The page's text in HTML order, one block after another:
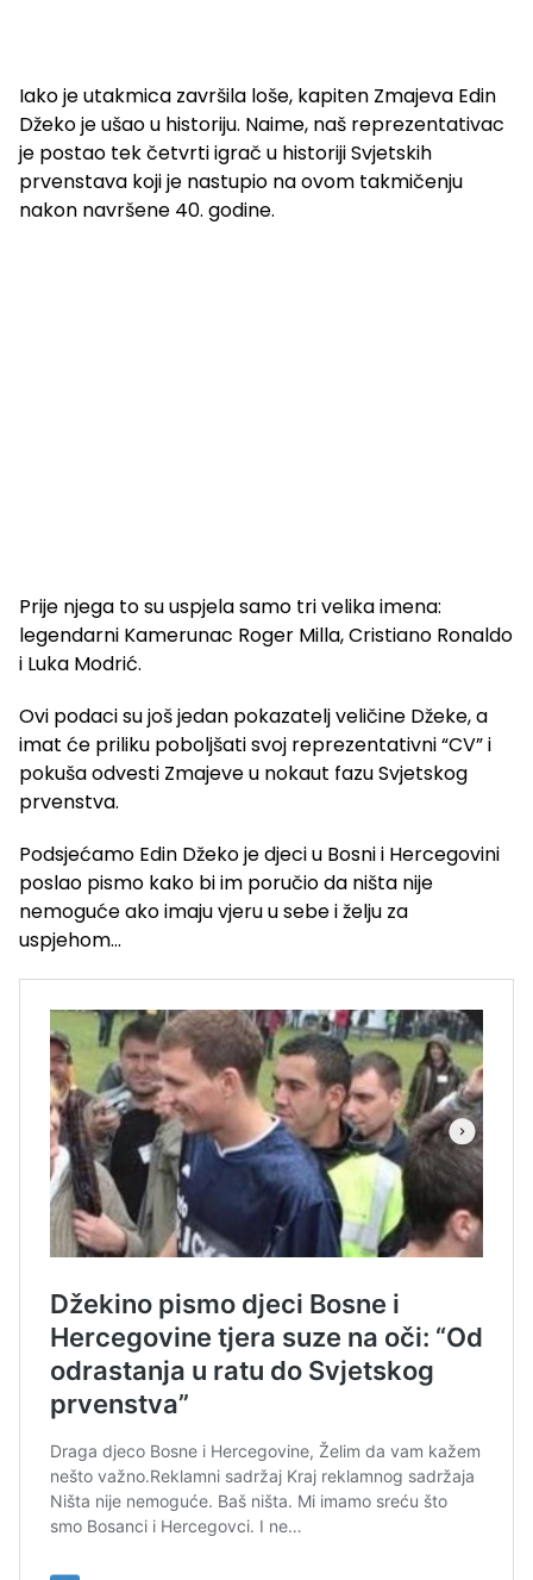
Iako je utakmica završila loše, kapiten Zmajeva Edin
Džeko je ušao u historiju. Naime, naš reprezentativac
je postao tek četvrti igrač u historiji Svjetskih
prvenstava koji je nastupio na ovom takmičenju
nakon navršene 40. godine.
Prije njega to su uspjela samo tri velika imena:
legendarni Kamerunac Roger Milla, Cristiano Ronaldo
i Luka Modrić.
Ovi podaci su još jedan pokazatelj veličine Džeke, a
imat će priliku poboljšati svoj reprezentativni “CV” i
pokuša odvesti Zmajeve u nokaut fazu Svjetskog
prvenstva.
Podsjećamo Edin Džeko je djeci u Bosni i Hercegovini
poslao pismo kako bi im poručio da ništa nije
nemoguće ako imaju vjeru u sebe i želju za
uspjehom…